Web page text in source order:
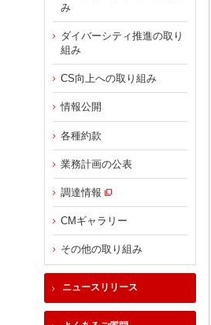
み
ダイバーシティ推進の取り
組み
CS向上への取り組み
情報公開
各種約款
業務計画の公表
調達情報
CMギャラリー
その他の取り組み
ニュースリリース